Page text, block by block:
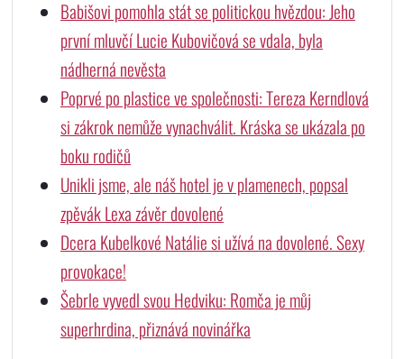
Babišovi pomohla stát se politickou hvězdou: Jeho
první mluvčí Lucie Kubovičová se vdala, byla
nádherná nevěsta
Poprvé po plastice ve společnosti: Tereza Kerndlová
si zákrok nemůže vynachválit. Kráska se ukázala po
boku rodičů
Unikli jsme, ale náš hotel je v plamenech, popsal
zpěvák Lexa závěr dovolené
Dcera Kubelkové Natálie si užívá na dovolené. Sexy
provokace!
Šebrle vyvedl svou Hedviku: Romča je můj
superhrdina, přiznává novinářka